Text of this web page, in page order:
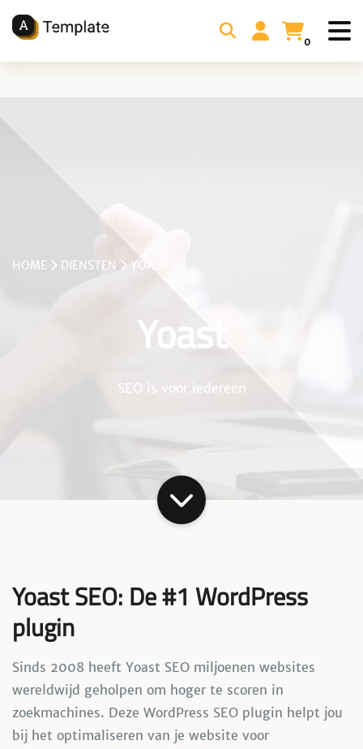
0
HOME DIENSTEN YOAST
Yoast
SEO is voor iedereen
Yoast SEO: De #1 WordPress
plugin
Sinds 2008 heeft Yoast SEO miljoenen websites
wereldwijd geholpen om hoger te scoren in
zoekmachines. Deze WordPress SEO plugin helpt jou
bij het optimaliseren van je website voor